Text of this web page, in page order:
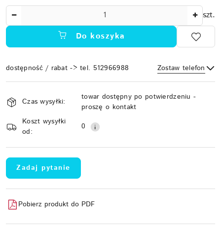
szt.
Do koszyka
dostępność / rabat -> tel. 512966988 Zostaw telefon
Wyślij
i
dostawa
Czas wysyłki:
towar dostępny po potwierdzeniu -
proszę o kontakt
Koszt wysyłki
od:
0
Zadaj pytanie
Pobierz produkt do PDF